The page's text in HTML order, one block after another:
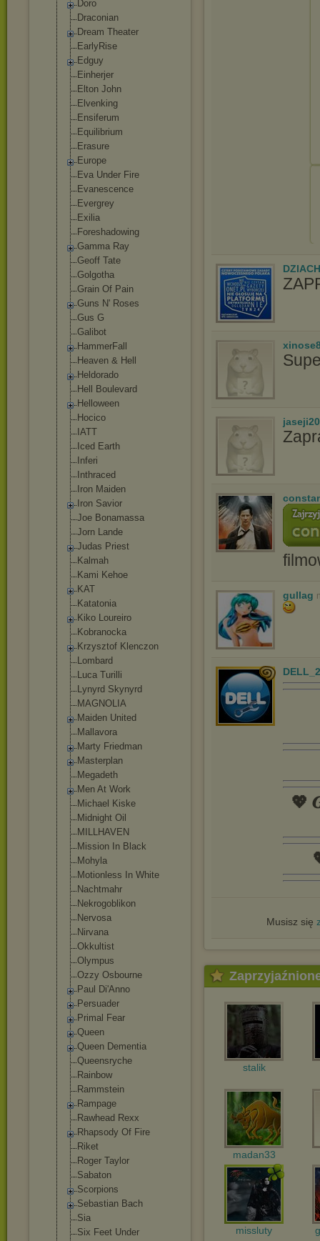
Doro
Draconian
Dream Theater
EarlyRise
Edguy
Einherjer
Elton John
Elvenking
Ensiferum
Equilibrium
Erasure
Europe
Eva Under Fire
Evanescence
Evergrey
Exilia
Foreshadowing
Gamma Ray
Geoff Tate
Golgotha
Grain Of Pain
Guns N' Roses
Gus G
Gаlibоt
HammerFall
Heaven & Hell
Heldorado
Hell Boulevard
Helloween
Hocico
IATT
Iced Earth
Inferi
Inthraced
Iron Maiden
Iron Savior
Joe Bonamassa
Jorn Lande
Judas Priest
Kalmah
Kami Kehoe
KAT
Katatonia
Kiko Loureiro
Kobranocka
Krzysztof Klenczon
Lombard
Luca Turilli
Lynyrd Skynyrd
MAGNOLIA
Maiden United
Mallavora
Marty Friedman
Masterplan
Megadeth
Men At Work
Michael Kiske
Midnight Oil
MILLHAVEN
Mission In Black
Mohyla
Motionless In White
Nachtmahr
Nekrogoblikon
Nervosa
Nirvana
Okkultist
Olympus
Ozzy Osbourne
Paul Di'Anno
Persuader
Primal Fear
Queen
Queen Dementia
Queensryche
Rainbow
Rammstein
Rampage
Rawhead Rexx
Rhapsody Of Fire
Riket
Roger Taylor
Sabaton
Scorpions
Sebastian Bach
Sia
Six Feet Under
gullag
💖
Musisz się
stalik
madan33
missluty